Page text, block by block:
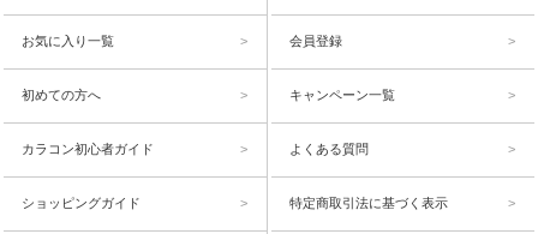
お気に入り一覧 会員登録
初めての方へ キャンペーン一覧
カラコン初心者ガイド よくある質問
ショッピングガイド 特定商取引法に基づく表示